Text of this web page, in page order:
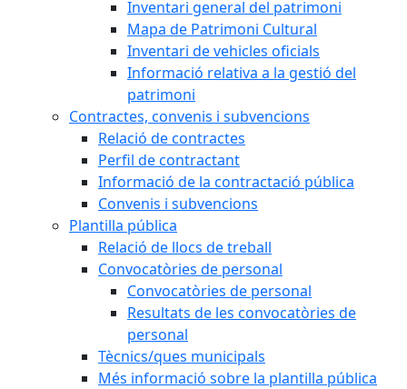
Inventari general del patrimoni
Mapa de Patrimoni Cultural
Inventari de vehicles oficials
Informació relativa a la gestió del
patrimoni
Contractes, convenis i subvencions
Relació de contractes
Perfil de contractant
Informació de la contractació pública
Convenis i subvencions
Plantilla pública
Relació de llocs de treball
Convocatòries de personal
Convocatòries de personal
Resultats de les convocatòries de
personal
Tècnics/ques municipals
Més informació sobre la plantilla pública